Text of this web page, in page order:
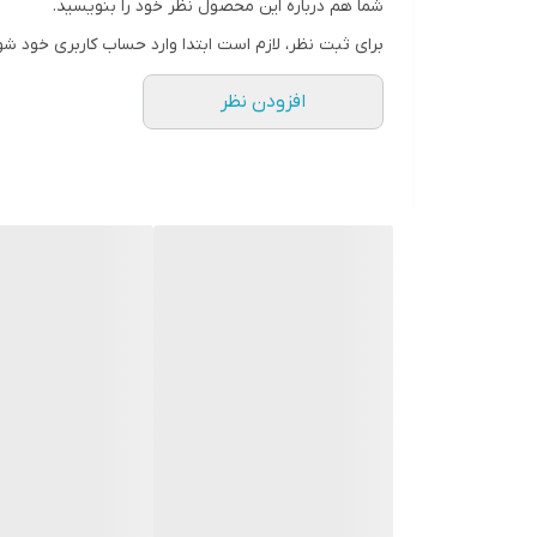
شما هم درباره این محصول نظر خود را بنویسید.
برای ثبت نظر، لازم است ابتدا وارد حساب کاربری خود
افزودن نظر